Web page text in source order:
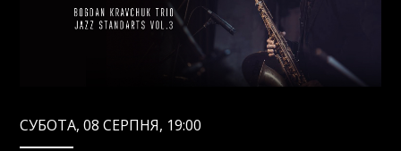
СУБОТА, 08 СЕРПНЯ, 19:00